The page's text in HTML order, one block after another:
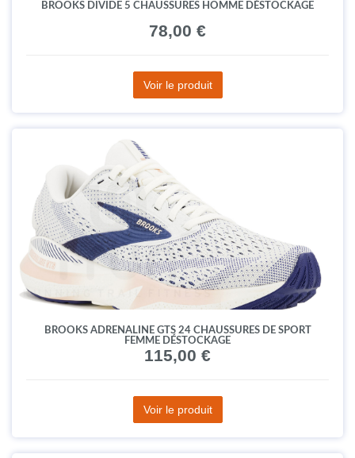
BROOKS DIVIDE 5 CHAUSSURES HOMME DÉSTOCKAGE
78,00 €
Voir le produit
BROOKS ADRENALINE GTS 24 CHAUSSURES DE SPORT
FEMME DÉSTOCKAGE
115,00 €
Voir le produit